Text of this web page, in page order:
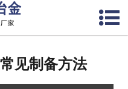
见制备方法